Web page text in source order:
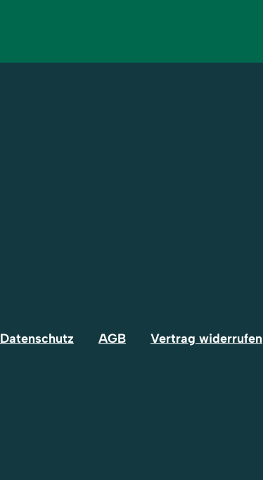
Datenschutz AGB Vertrag widerrufen